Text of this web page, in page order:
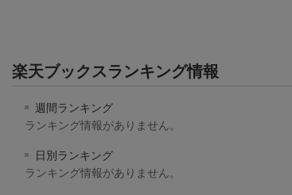
楽天ブックスランキング情報
週間ランキング
ランキング情報がありません。
日別ランキング
ランキング情報がありません。